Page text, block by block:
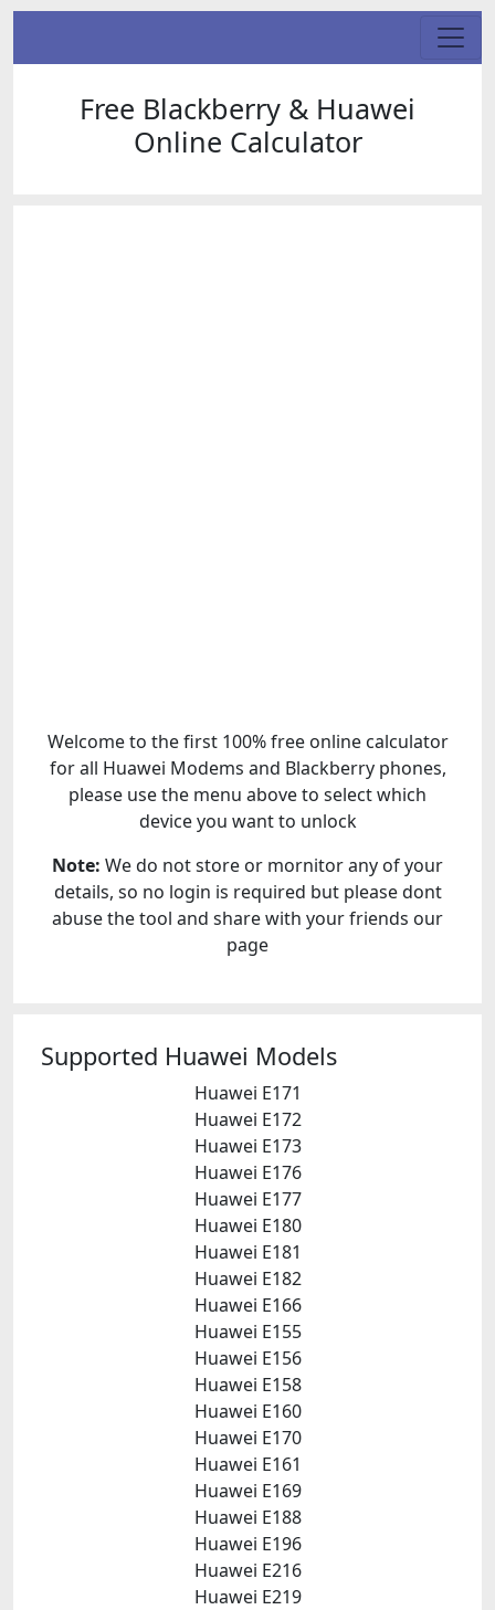
Free Blackberry & Huawei
Online Calculator
Welcome to the first 100% free online calculator
for all Huawei Modems and Blackberry phones,
please use the menu above to select which
device you want to unlock
Note: We do not store or mornitor any of your
details, so no login is required but please dont
abuse the tool and share with your friends our
page
Supported Huawei Models
Huawei E171
Huawei E172
Huawei E173
Huawei E176
Huawei E177
Huawei E180
Huawei E181
Huawei E182
Huawei E166
Huawei E155
Huawei E156
Huawei E158
Huawei E160
Huawei E170
Huawei E161
Huawei E169
Huawei E188
Huawei E196
Huawei E216
Huawei E219